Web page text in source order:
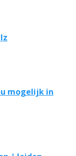
mogelijk in